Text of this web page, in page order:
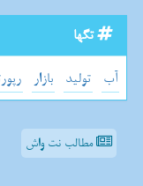
تگها
آب تولید بازار
مطالب نت واش